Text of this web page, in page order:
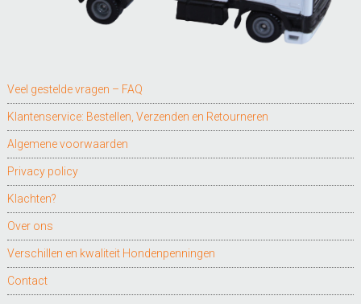
Veel gestelde vragen – FAQ
Klantenservice: Bestellen, Verzenden en Retourneren
Algemene voorwaarden
Privacy policy
Klachten?
Over ons
Verschillen en kwaliteit Hondenpenningen
Contact